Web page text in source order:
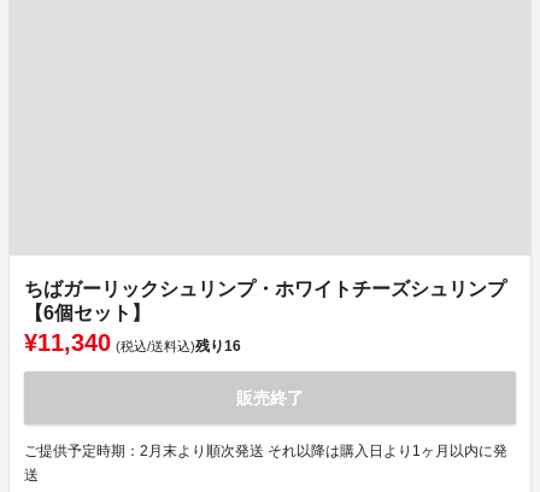
ちばガーリックシュリンプ・ホワイトチーズシュリンプ
【6個セット】
¥11,340 (税込/送料込)残り16
販売終了
ご提供予定時期：2月末より順次発送 それ以降は購入日より1ヶ月以内に発
送